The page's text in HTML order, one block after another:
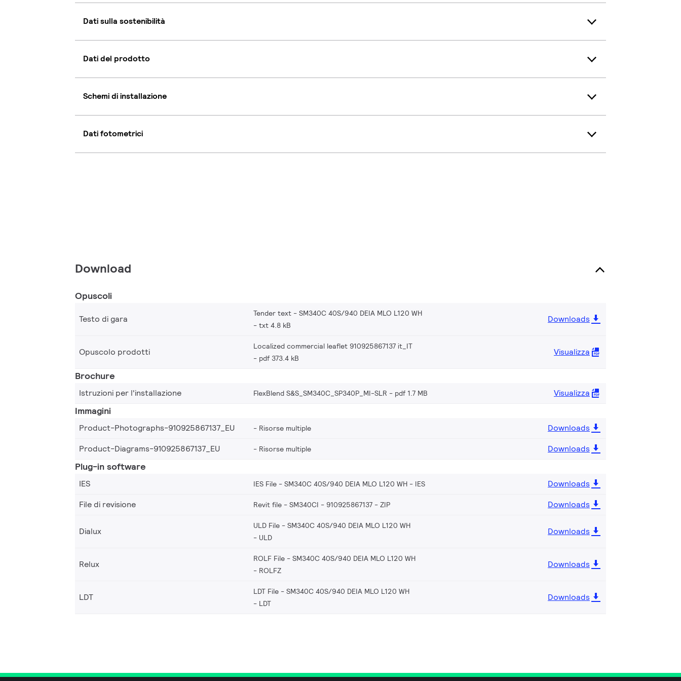
Dati sulla sostenibilità
Dati del prodotto
Schemi di installazione
Dati fotometrici
Download
Opuscoli
Testo di gara
Tender text - SM340C 40S/940 DEIA MLO L120 WH
txt 4.8 kB
Downloads
Opuscolo prodotti
Localized commercial leaflet 910925867137 it_IT
pdf 373.4 kB
Visualizza
Brochure
Istruzioni per l'installazione FlexBlend S&S_SM340C_SP340P_MI-SLR pdf 1.7 MB Visualizza
Immagini
Product-Photographs-910925867137_EU Risorse multiple
Downloads
Product-Diagrams-910925867137_EU
Risorse multiple Downloads
Plug-in software
IES IES File - SM340C 40S/940 DEIA MLO L120 WH IES
Downloads
File di revisione
Revit file - SM340CI - 910925867137 ZIP Downloads
Dialux
ULD File - SM340C 40S/940 DEIA MLO L120 WH
ULD
Downloads
Relux
ROLF File - SM340C 40S/940 DEIA MLO L120 WH
ROLFZ
Downloads
LDT
LDT File - SM340C 40S/940 DEIA MLO L120 WH
LDT
Downloads